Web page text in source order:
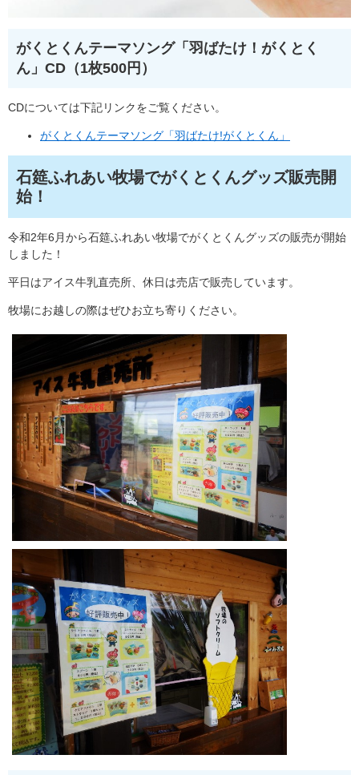
がくとくんテーマソング「羽ばたけ！がくとく
ん」CD（1枚500円）
CDについては下記リンクをご覧ください。
がくとくんテーマソング「羽ばたけ!がくとくん」
石筵ふれあい牧場でがくとくんグッズ販売開
始！
令和2年6月から石筵ふれあい牧場でがくとくんグッズの販売が開始
しました！
平日はアイス牛乳直売所、休日は売店で販売しています。
牧場にお越しの際はぜひお立ち寄りください。